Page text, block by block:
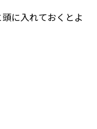
に入れておくとよ